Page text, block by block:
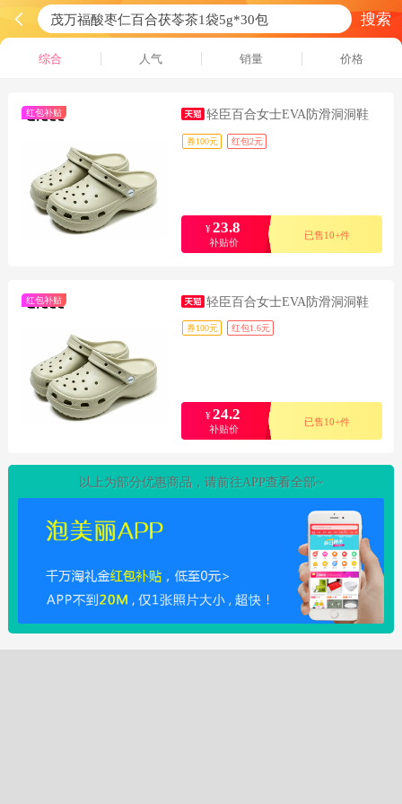
搜索
综合 人气 销量 价格
红包补贴 轻臣百合女士EVA防滑洞洞鞋
券100元 红包2元
¥ 23.8
补贴价
已售10+件
红包补贴 轻臣百合女士EVA防滑洞洞鞋
券100元 红包1.6元
¥ 24.2
补贴价
已售10+件
以上为部分优惠商品，请前往APP查看全部~